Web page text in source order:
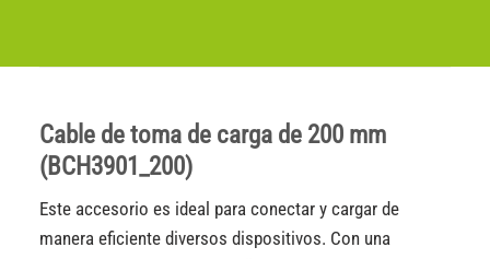
Cable de toma de carga de 200 mm
(BCH3901_200)
Este accesorio es ideal para conectar y cargar de
manera eficiente diversos dispositivos. Con una